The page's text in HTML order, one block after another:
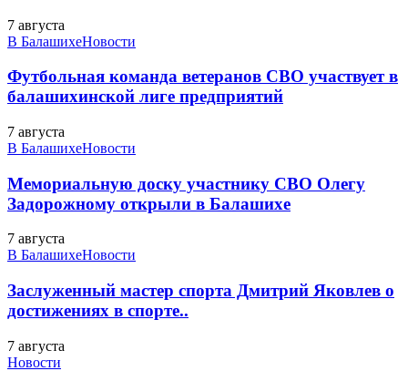
7 августа
В БалашихеНовости
Футбольная команда ветеранов СВО участвует в
балашихинской лиге предприятий
7 августа
В БалашихеНовости
Мемориальную доску участнику СВО Олегу
Задорожному открыли в Балашихе
7 августа
В БалашихеНовости
Заслуженный мастер спорта Дмитрий Яковлев о
достижениях в спорте..
7 августа
Новости